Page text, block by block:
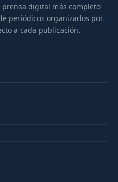
digital más completo
periódicos organizados por
a cada publicación.